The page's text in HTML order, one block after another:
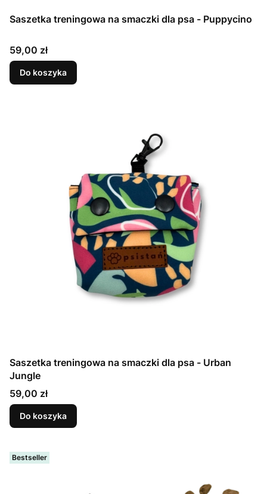
Saszetka treningowa na smaczki dla psa - Puppycino
Cena
59,00 zł
Do koszyka
Saszetka treningowa na smaczki dla psa - Urban
Jungle
Cena
59,00 zł
Do koszyka
Bestseller